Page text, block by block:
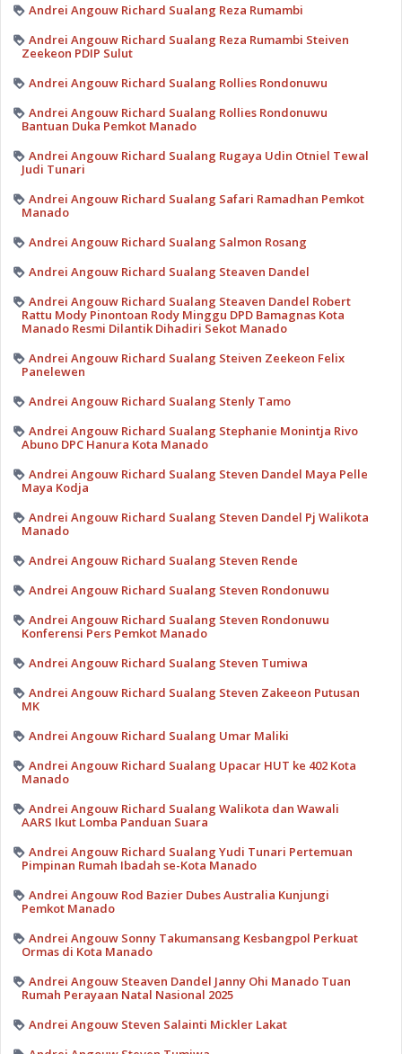
Andrei Angouw Richard Sualang Reza Rumambi
Andrei Angouw Richard Sualang Reza Rumambi Steiven
Zeekeon PDIP Sulut
Andrei Angouw Richard Sualang Rollies Rondonuwu
Andrei Angouw Richard Sualang Rollies Rondonuwu
Bantuan Duka Pemkot Manado
Andrei Angouw Richard Sualang Rugaya Udin Otniel Tewal
Judi Tunari
Andrei Angouw Richard Sualang Safari Ramadhan Pemkot
Manado
Andrei Angouw Richard Sualang Salmon Rosang
Andrei Angouw Richard Sualang Steaven Dandel
Andrei Angouw Richard Sualang Steaven Dandel Robert
Rattu Mody Pinontoan Rody Minggu DPD Bamagnas Kota
Manado Resmi Dilantik Dihadiri Sekot Manado
Andrei Angouw Richard Sualang Steiven Zeekeon Felix
Panelewen
Andrei Angouw Richard Sualang Stenly Tamo
Andrei Angouw Richard Sualang Stephanie Monintja Rivo
Abuno DPC Hanura Kota Manado
Andrei Angouw Richard Sualang Steven Dandel Maya Pelle
Maya Kodja
Andrei Angouw Richard Sualang Steven Dandel Pj Walikota
Manado
Andrei Angouw Richard Sualang Steven Rende
Andrei Angouw Richard Sualang Steven Rondonuwu
Andrei Angouw Richard Sualang Steven Rondonuwu
Konferensi Pers Pemkot Manado
Andrei Angouw Richard Sualang Steven Tumiwa
Andrei Angouw Richard Sualang Steven Zakeeon Putusan
MK
Andrei Angouw Richard Sualang Umar Maliki
Andrei Angouw Richard Sualang Upacar HUT ke 402 Kota
Manado
Andrei Angouw Richard Sualang Walikota dan Wawali
AARS Ikut Lomba Panduan Suara
Andrei Angouw Richard Sualang Yudi Tunari Pertemuan
Pimpinan Rumah Ibadah se-Kota Manado
Andrei Angouw Rod Bazier Dubes Australia Kunjungi
Pemkot Manado
Andrei Angouw Sonny Takumansang Kesbangpol Perkuat
Ormas di Kota Manado
Andrei Angouw Steaven Dandel Janny Ohi Manado Tuan
Rumah Perayaan Natal Nasional 2025
Andrei Angouw Steven Salainti Mickler Lakat